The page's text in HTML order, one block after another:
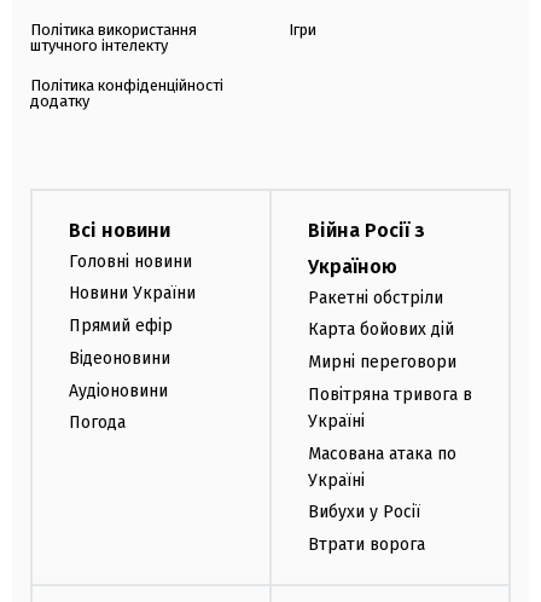
Політика використання
штучного інтелекту
Політика конфіденційності
додатку
Ігри
Всі новини
Головні новини
Новини України
Прямий ефір
Відеоновини
Аудіоновини
Погода
Війна Росії з
Україною
Ракетні обстріли
Карта бойових дій
Мирні переговори
Повітряна тривога в
Україні
Масована атака по
Україні
Вибухи у Росії
Втрати ворога